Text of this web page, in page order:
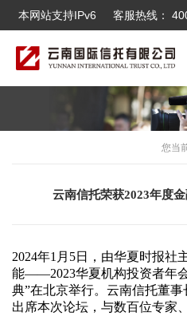
客服热线：
本网站支持IPv6
您当
云南信托荣获2023年度
2024年1月 5日，由华夏时报社
能——2023华夏机构投资者年
典”在北京举行。云南信托董
出席本次论坛，与数百位专家